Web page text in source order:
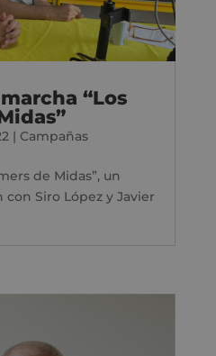
“Los
| Campañas
de Midas”, un
Siro López y Javier